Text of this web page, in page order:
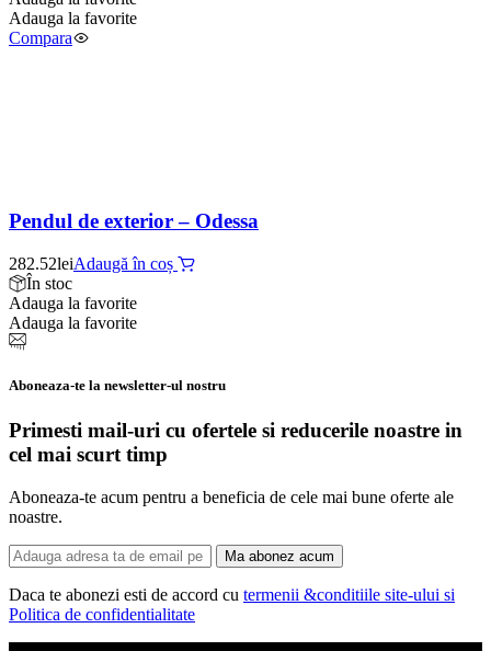
Adauga la favorite
Compara
Pendul de exterior – Odessa
282.52leiAdaugă în coș
În stoc
Adauga la favorite
Adauga la favorite
Aboneaza-te la newsletter-ul nostru
Primesti mail-uri cu ofertele si reducerile noastre in
cel mai scurt timp
Aboneaza-te acum pentru a beneficia de cele mai bune oferte ale
noastre.
Ma abonez acum
Daca te abonezi esti de accord cu termenii &conditiile site-ului si
Politica de confidentialitate